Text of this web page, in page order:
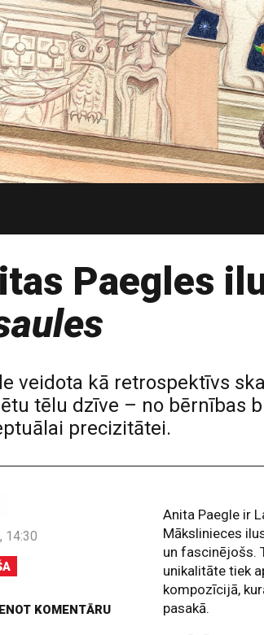
Paegles
veidota kā retrospektīvs
tēlu dzīve – no bērnības
precizitātei.
14:30
KOMENTĀRU
Anita Paegle ir
Mākslinieces
un fascinējošs.
unikalitāte tiek
kompozīcijā,
pasakā.